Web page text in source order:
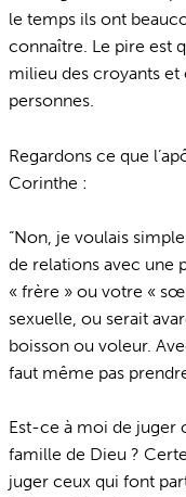
le temps ils ont
connaître. Le pire est
milieu des croyants et
personnes.
Regardons ce que
Corinthe :
“Non, je voulais
de relations avec une
« frère » ou votre «
sexuelle, ou serait
boisson ou voleur.
faut même pas
Est-ce à moi de juger
famille de Dieu ?
juger ceux qui font